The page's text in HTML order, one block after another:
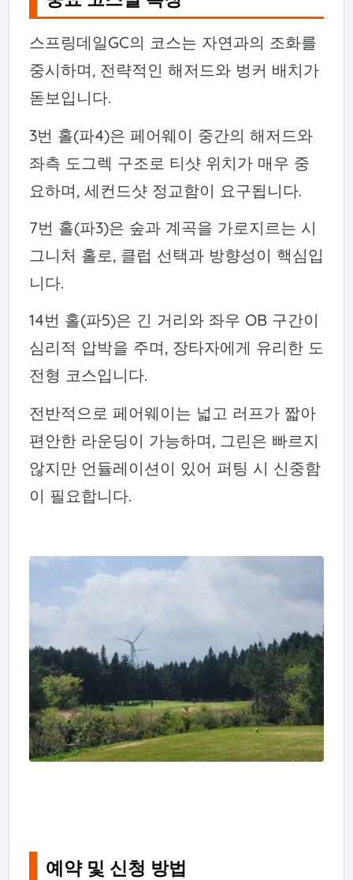
스프링데일GC의 코스는 자연과의 조화를
중시하며, 전략적인 해저드와 벙커 배치가
돋보입니다.
3번 홀(파4)은 페어웨이 중간의 해저드와
좌측 도그렉 구조로 티샷 위치가 매우 중
요하며, 세컨드샷 정교함이 요구됩니다.
7번 홀(파3)은 숲과 계곡을 가로지르는 시
그니처 홀로, 클럽 선택과 방향성이 핵심입
니다.
14번 홀(파5)은 긴 거리와 좌우 OB 구간이
심리적 압박을 주며, 장타자에게 유리한 도
전형 코스입니다.
전반적으로 페어웨이는 넓고 러프가 짧아
편안한 라운딩이 가능하며, 그린은 빠르지
않지만 언듈레이션이 있어 퍼팅 시 신중함
이 필요합니다.
예약 및 신청 방법